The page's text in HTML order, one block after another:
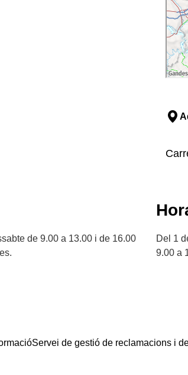
de 9.00 a 13.00 i de 16.00
Del 1
9.00 a
Servei de gestió de reclamacions i